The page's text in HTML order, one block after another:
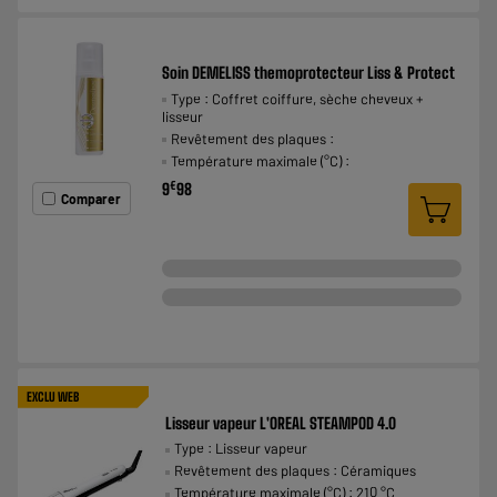
Comparer
Soin DEMELISS themoprotecteur Liss & Protect
Type : Coffret coiffure, sèche cheveux +
lisseur
Revêtement des plaques :
Température maximale (°C) :
9€98
EXCLU WEB
Lisseur vapeur L'OREAL STEAMPOD 4.0
Type : Lisseur vapeur
Revêtement des plaques : Céramiques
Température maximale (°C) : 210 °C